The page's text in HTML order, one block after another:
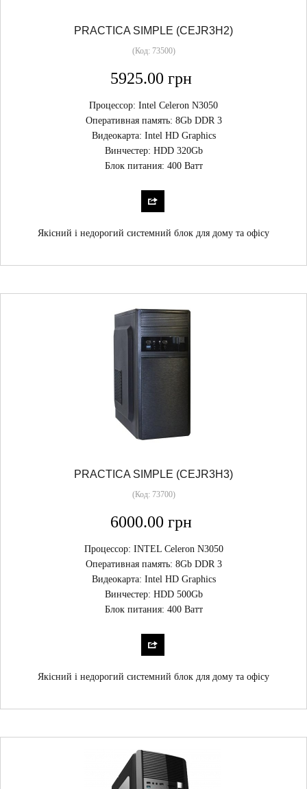
PRACTICA SIMPLE (CEJR3H2)
(Код: 73500)
5925.00 грн
Процессор: Intel Celeron N3050
Оперативная память: 8Gb DDR 3
Видеокарта: Intel HD Graphics
Винчестер: HDD 320Gb
Блок питания: 400 Ватт
Якісний і недорогий системний блок для дому та офісу
PRACTICA SIMPLE (CEJR3H3)
(Код: 73700)
6000.00 грн
Процессор: INTEL Celeron N3050
Оперативная память: 8Gb DDR 3
Видеокарта: Intel HD Graphics
Винчестер: HDD 500Gb
Блок питания: 400 Ватт
Якісний і недорогий системний блок для дому та офісу